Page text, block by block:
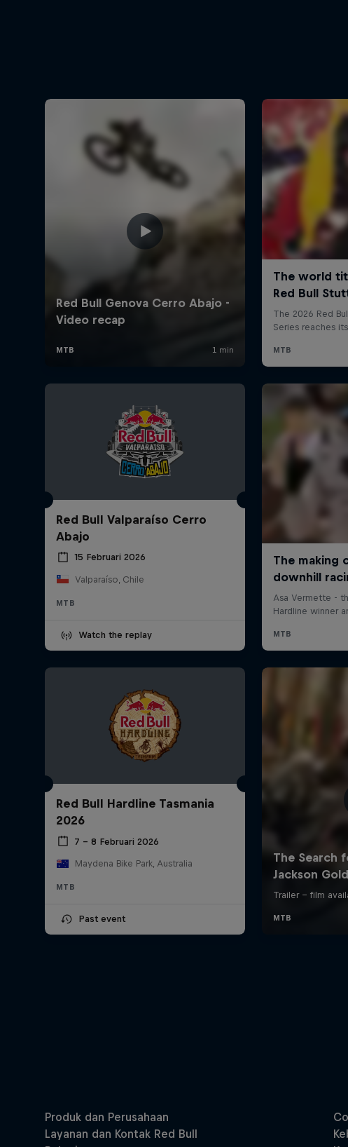
Red Bull Valparaíso Cerro
Abajo
15 Februari 2026
Valparaíso, Chile
MTB
Watch the replay
Red Bull Hardline Tasmania
2026
7 – 8 Februari 2026
Maydena Bike Park, Australia
MTB
Past event